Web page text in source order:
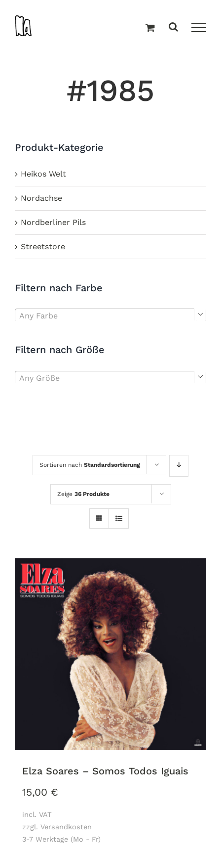
Inhalt
springen
#1985
Sortieren nach Standardsortierung
Zeige 36 Produkte
Elza Soares – Somos Todos Iguais
15,00 €
incl. VAT
zzgl. Versandkosten
3-7 Werktage (Mo - Fr)
Produkt-Kategorie
Heikos Welt
Nordachse
Nordberliner Pils
Streetstore
Filtern nach Farbe
Any Farbe 
Filtern nach Größe
Any Größe 